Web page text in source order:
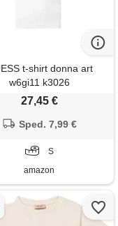
t-shirt donna art
w6gi11 k3026
27,45 €
Sped. 7,99 €
S
amazon